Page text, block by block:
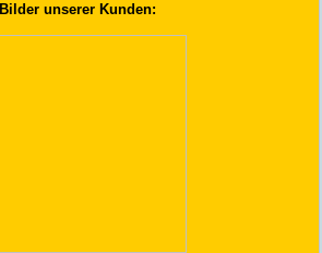
Bilder unserer Kunden: